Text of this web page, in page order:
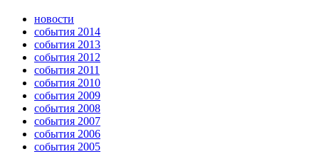
новости
события 2014
события 2013
события 2012
события 2011
события 2010
события 2009
события 2008
события 2007
события 2006
события 2005